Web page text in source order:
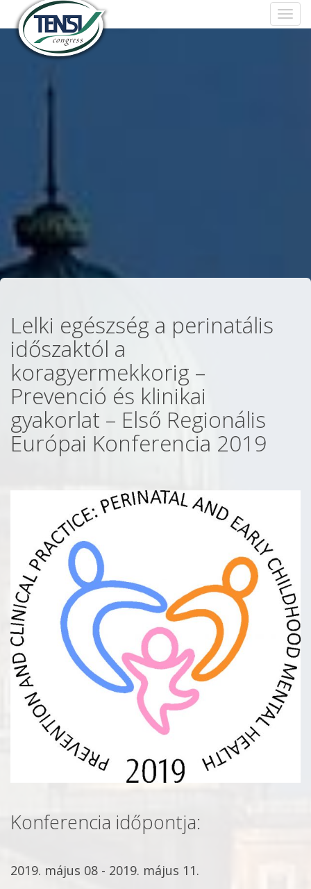
Lelki egészség a perinatális
időszaktól a
koragyermekkorig –
Prevenció és klinikai
gyakorlat – Első Regionális
Európai Konferencia 2019
Konferencia időpontja:
2019. május 08 - 2019. május 11.